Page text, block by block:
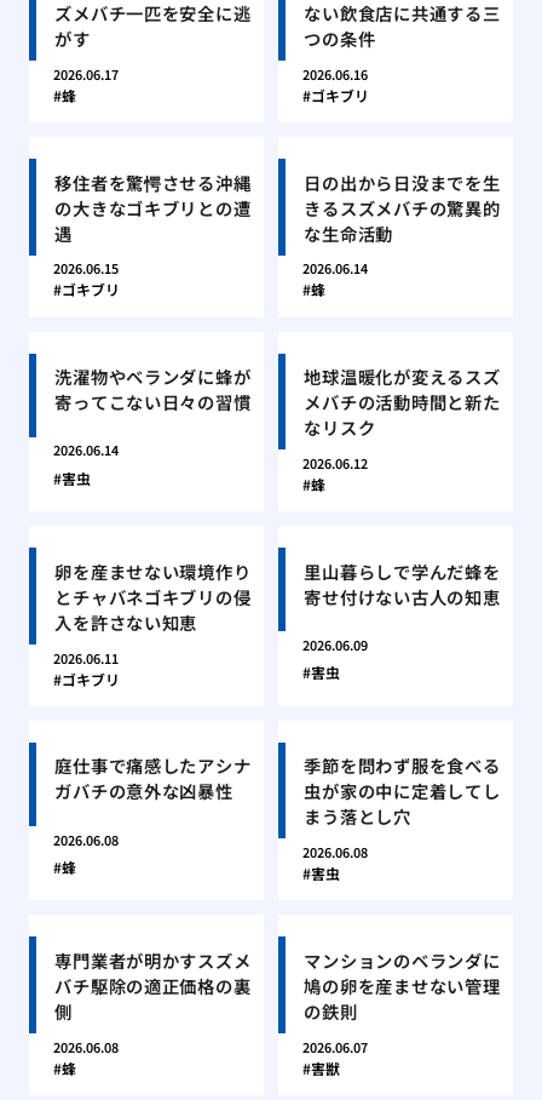
ズメバチ一匹を安全に逃
がす
2026.06.17
蜂
ない飲食店に共通する三
つの条件
2026.06.16
ゴキブリ
移住者を驚愕させる沖縄
の大きなゴキブリとの遭
遇
2026.06.15
ゴキブリ
日の出から日没までを生
きるスズメバチの驚異的
な生命活動
2026.06.14
蜂
洗濯物やベランダに蜂が
寄ってこない日々の習慣
2026.06.14
害虫
地球温暖化が変えるスズ
メバチの活動時間と新た
なリスク
2026.06.12
蜂
卵を産ませない環境作り
とチャバネゴキブリの侵
入を許さない知恵
2026.06.11
ゴキブリ
里山暮らしで学んだ蜂を
寄せ付けない古人の知恵
2026.06.09
害虫
庭仕事で痛感したアシナ
ガバチの意外な凶暴性
2026.06.08
蜂
季節を問わず服を食べる
虫が家の中に定着してし
まう落とし穴
2026.06.08
害虫
専門業者が明かすスズメ
バチ駆除の適正価格の裏
側
2026.06.08
蜂
マンションのベランダに
鳩の卵を産ませない管理
の鉄則
2026.06.07
害獣